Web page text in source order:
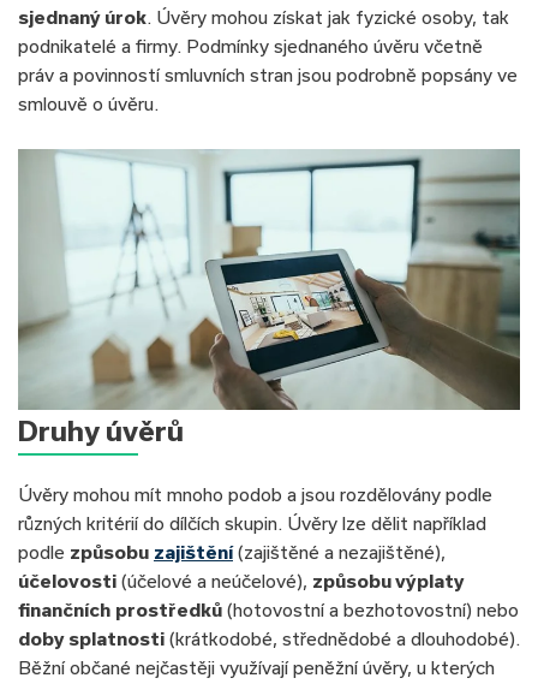
sjednaný úrok. Úvěry mohou získat jak fyzické osoby, tak
podnikatelé a firmy. Podmínky sjednaného úvěru včetně
práv a povinností smluvních stran jsou podrobně popsány ve
smlouvě o úvěru.
Druhy úvěrů
Úvěry mohou mít mnoho podob a jsou rozdělovány podle
různých kritérií do dílčích skupin. Úvěry lze dělit například
podle způsobu zajištění(zajištěné a nezajištěné),
účelovosti (účelové a neúčelové), způsobu výplaty
finančních prostředků (hotovostní a bezhotovostní) nebo
doby splatnosti (krátkodobé, střednědobé a dlouhodobé).
Běžní občané nejčastěji využívají peněžní úvěry, u kterých